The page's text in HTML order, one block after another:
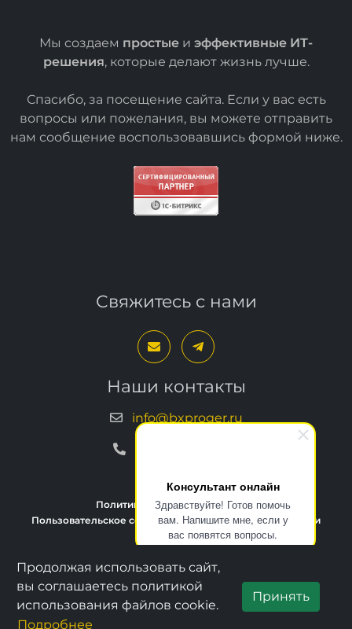
Консультант онлайн
Здравствуйте! Готов помочь
вам. Напишите мне, если у
вас появятся вопросы.
Мы создаем простые и эффективные ИТ-
решения, которые делают жизнь лучше.
Спасибо, за посещение сайта. Если у вас есть
вопросы или пожелания, вы можете отправить
нам сообщение воспользовавшись формой ниже.
Свяжитесь с нами
Наши контакты
info@bxproger.ru
Политика конфиденциальности
Пользовательское соглашение
Условия техподдержки
Copyright © 2013–2026, BXPROGER
Продолжая использовать сайт,
вы соглашаетесь политикой
использования файлов cookie.
Подробнее
Принять